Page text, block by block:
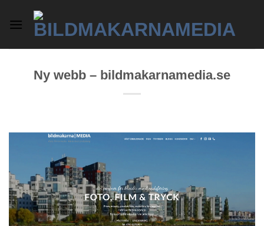
Ny webb – bildmakarnamedia.se